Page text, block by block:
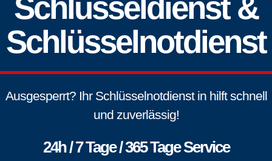
Schlüsseldienst &
Schlüsselnotdienst
Ausgesperrt? Ihr Schlüsselnotdienst in hilft schnell
und zuverlässig!
24h / 7 Tage / 365 Tage Service